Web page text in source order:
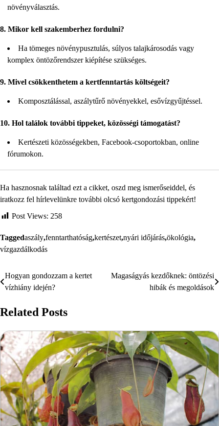
növényválasztás.
8. Mikor kell szakemberhez fordulni?
Ha tömeges növénypusztulás, súlyos talajkárosodás vagy
komplex öntözőrendszer kiépítése szükséges.
9. Mivel csökkenthetem a kertfenntartás költségeit?
Komposztálással, aszálytűrő növényekkel, esővízgyűjtéssel.
10. Hol találok további tippeket, közösségi támogatást?
Kertészeti közösségekben, Facebook-csoportokban, online
fórumokon.
Ha hasznosnak találtad ezt a cikket, oszd meg ismerőseiddel, és
iratkozz fel hírlevelünkre további olcsó kertgondozási tippekért!
Post Views: 258
Taggedaszály,fenntarthatóság,kertészet,nyári időjárás,ökológia,
vízgazdálkodás
Bejegyzés
navigáció
Hogyan gondozzam a kertet
vízhiány idején?
Magaságyás kezdőknek: öntözési
hibák és megoldások
Related Posts